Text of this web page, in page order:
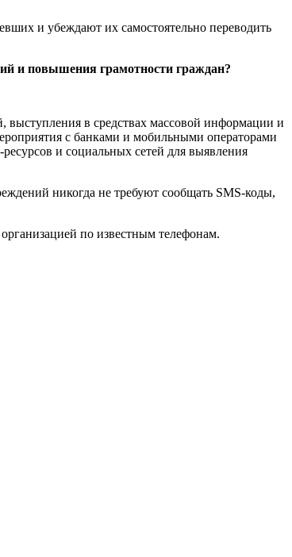
и убеждают их самостоятельно переводить
и повышения грамотности граждан?
выступления в средствах массовой информации и
с банками и мобильными операторами
и социальных сетей для выявления
никогда не требуют сообщать SMS-коды,
по известным телефонам.